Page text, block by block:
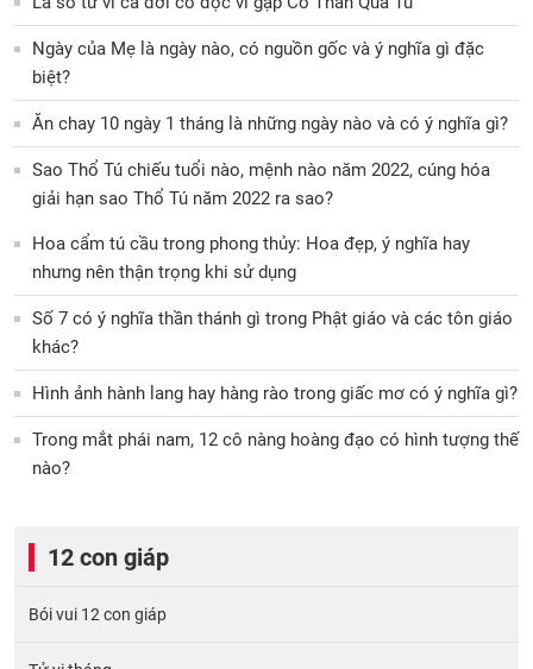
Ngày của Mẹ là ngày nào, có nguồn gốc và ý nghĩa gì đặc
biệt?
Ăn chay 10 ngày 1 tháng là những ngày nào và có ý nghĩa gì?
Sao Thổ Tú chiếu tuổi nào, mệnh nào năm 2022, cúng hóa
giải hạn sao Thổ Tú năm 2022 ra sao?
Hoa cẩm tú cầu trong phong thủy: Hoa đẹp, ý nghĩa hay
nhưng nên thận trọng khi sử dụng
Số 7 có ý nghĩa thần thánh gì trong Phật giáo và các tôn giáo
khác?
Hình ảnh hành lang hay hàng rào trong giấc mơ có ý nghĩa gì?
Trong mắt phái nam, 12 cô nàng hoàng đạo có hình tượng thế
nào?
12 con giáp
Bói vui 12 con giáp